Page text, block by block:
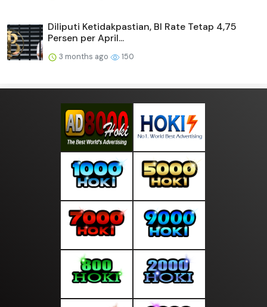
Diliputi Ketidakpastian, BI Rate Tetap 4,75
Persen per April...
3 months ago 150